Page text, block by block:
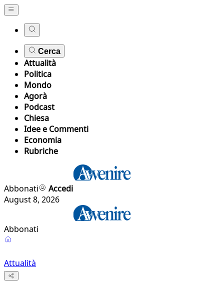
Cerca
Attualità
Politica
Mondo
Agorà
Podcast
Chiesa
Idee e Commenti
Economia
Rubriche
Abbonati
Accedi
August 8, 2026
Abbonati
Attualità